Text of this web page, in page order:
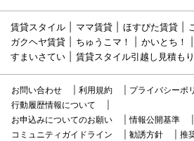
賃貸スタイル ママ賃貸 ほすぴた賃貸
ガクヘヤ賃貸
ちゅうこマ！ かいとち！
すまいさてい
賃貸スタイル引越し見積もり
お問い合わせ 利用規約
プライバシーポ
行動履歴情報について
お申込みについてのお願い
情報公開基準
コミュニティガイドライン
勧誘方針 推